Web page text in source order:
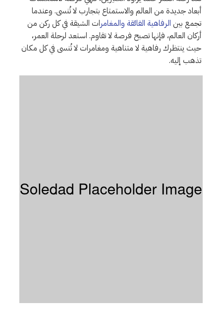
أبعاد جديدة من العالم والاستمتاع بتجارب لا تُنسى. وعندما
تجمع بين الرفاهية الفائقة والمغامرات الشيقة في كل ركن من
أركان العالم، فإنها تصبح فرصة لا تقاوم. استعد لرحلة العمر،
حيث ينتظرك رفاهية لا متناهية ومغامرات لا تُنسى في كل مكان
تذهب إليه.